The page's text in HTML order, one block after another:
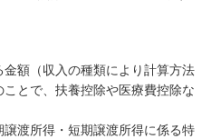
額（収入の種類により計算方法
とで、扶養控除や医療費控除な
渡所得・短期譲渡所得に係る特